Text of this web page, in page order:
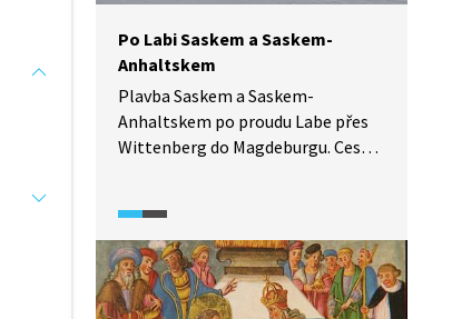
Po Labi Saskem a Saskem-
Anhaltskem
Plavba Saskem a Saskem-
Anhaltskem po proudu Labe přes
Wittenberg do Magdeburgu. Cesta
odpustky, čímž spustil reformaci
katolické církve.